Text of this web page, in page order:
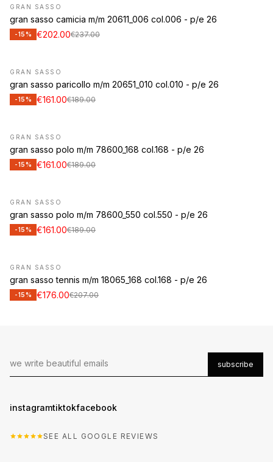
GRAN SASSO
gran sasso camicia m/m 20611_006 col.006 - p/e 26
-15% €202.00€237.00
GRAN SASSO
gran sasso paricollo m/m 20651_010 col.010 - p/e 26
-15% €161.00€189.00
GRAN SASSO
gran sasso polo m/m 78600_168 col.168 - p/e 26
-15% €161.00€189.00
GRAN SASSO
gran sasso polo m/m 78600_550 col.550 - p/e 26
-15% €161.00€189.00
GRAN SASSO
gran sasso tennis m/m 18065_168 col.168 - p/e 26
-15% €176.00€207.00
subscribe
instagramtiktokfacebook
SEE ALL GOOGLE REVIEWS